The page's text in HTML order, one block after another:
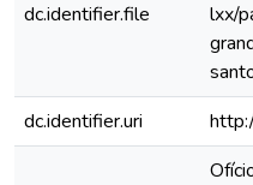
dc.identifier.file
lxx/
dc.identifier.uri